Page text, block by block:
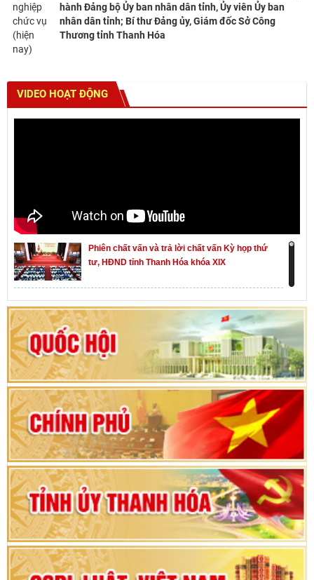
nghiệp
chức vụ
(hiện
nay)
hành Đảng bộ Ủy ban nhân dân tỉnh, Ủy viên Ủy ban
nhân dân tỉnh; Bí thư Đảng ủy, Giám đốc Sở Công
Thương tỉnh Thanh Hóa
VIDEO HOẠT ĐỘNG
Phiên chất vấn và trả lời chất vấn Kỳ họp thứ
tư, HĐND tỉnh Thanh Hóa khóa XIX
Khai mạc kỳ họp thứ Nhất, Quốc hội khóa XVI
Hướng dẫn quy trình bỏ phiếu bầu cử ĐBQH
khoá XVI và đại biểu HĐND các cấp nhiệm kỳ
2026-2031
80 năm Quốc hội Việt Nam: vì lợi ích Nhân dân,
vì sự phát triển của đất nước
Bộ Chính trị duyệt nội dung Đại hội đại biểu
Đảng bộ tỉnh Thanh Hóa lần thứ XX, nhiệm kỳ
2025 - 2030
Đại hội đại biểu Đảng bộ xã Yên Thọ lần thứ I,
nhiệm kỳ 2025 – 2030
Đại hội Đảng bộ xã Yên Ninh lần thứ nhất,